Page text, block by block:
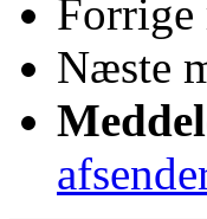
Forrige
Næste